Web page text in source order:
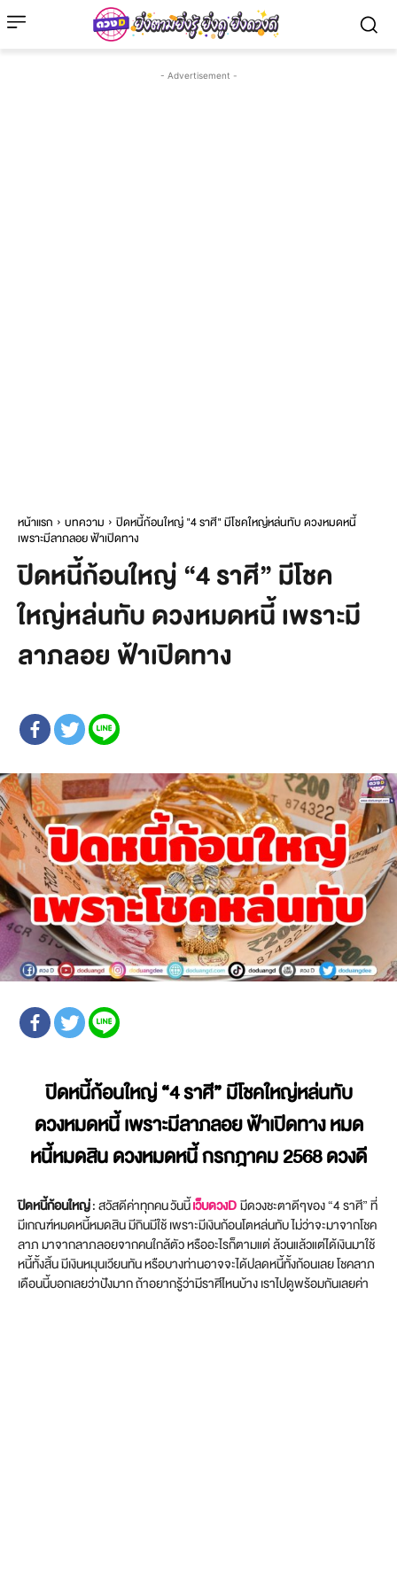
- Advertisement -
หน้าแรก บทความ
ปิดหนี้ก้อนใหญ่ "4 ราศี" มีโชคใหญ่หล่นทับ ดวงหมดหนี้
เพราะมีลาภลอย ฟ้าเปิดทาง
ปิดหนี้ก้อนใหญ่ “4 ราศี” มีโชค
ใหญ่หล่นทับ ดวงหมดหนี้ เพราะมี
ลาภลอย ฟ้าเปิดทาง
ปิดหนี้ก้อนใหญ่“4 ราศี” มีโชคใหญ่หล่นทับ
ดวงหมดหนี้ เพราะมีลาภลอย ฟ้าเปิดทาง หมด
หนี้หมดสินดวงหมดหนี้ กรกฎาคม 2568ดวงดี
ปิดหนี้ก้อนใหญ่: สวัสดีค่าทุกคน วันนี้เว็บดวงDมีดวงชะตาดีๆของ “4 ราศี” ที่
มีเกณฑ์หมดหนี้หมดสิน มีกินมีใช้ เพราะมีเงินก้อนโตหล่นทับ ไม่ว่าจะมาจากโชค
ลาภ มาจากลาภลอยจากคนใกล้ตัว หรืออะไรก็ตามแต่ ล้วนแล้วแต่ได้เงินมาใช้
หนี้ทั้งสิ้น มีเงินหมุนเวียนทัน หรือบางท่านอาจจะได้ปลดหนี้ทั้งก้อนเลย โชคลาภ
เดือนนี้บอกเลยว่าปังมาก ถ้าอยากรู้ว่ามีราศีไหนบ้าง เราไปดูพร้อมกันเลยค่า